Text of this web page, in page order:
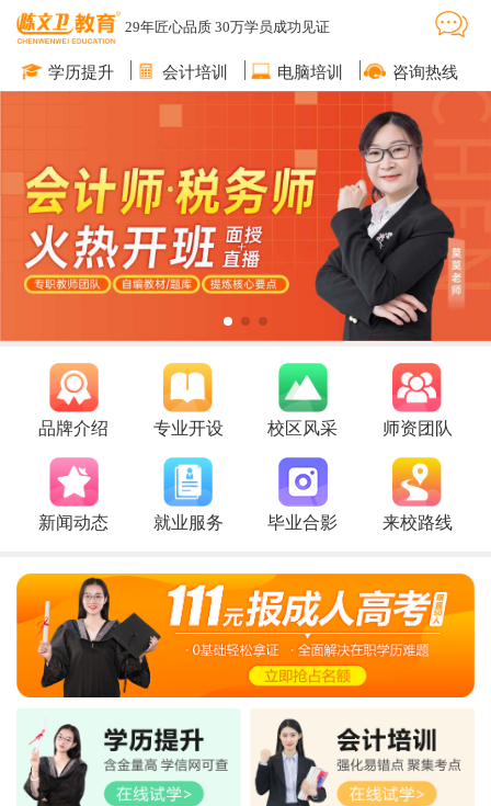
29年匠心品质 30万学员成功见证
学历提升 会计培训 电脑培训 咨询热线
品牌介绍 专业开设 校区风采 师资团队
新闻动态 就业服务 毕业合影 来校路线